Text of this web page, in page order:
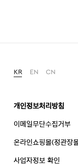
KR EN CN
개인정보처리방침
이메일무단수집거부
온라인쇼핑몰(정관장
사업자정보 확인